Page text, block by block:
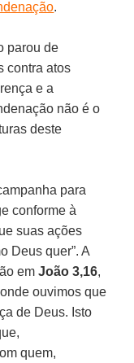
.
parou de
contra atos
e a
não é o
deste
para
conforme à
suas ações
Deus quer”. A
emJoão 3,16,
ouvimos que
de Deus. Isto
quem,